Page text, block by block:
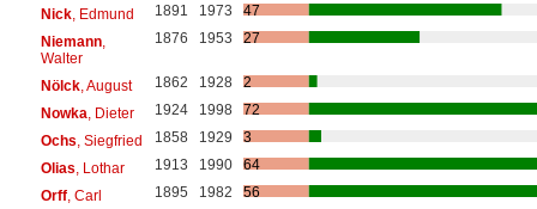
Nick, Edmund 1891 1973
47
Niemann,
Walter
1876 1953 27
Nölck, August 1862 1928
2
Nowka , Dieter 1924 1998
72
Ochs , Siegfried 1858 1929
3
Olias , Lothar 1913 1990
64
Orff, Carl 1895 1982
56